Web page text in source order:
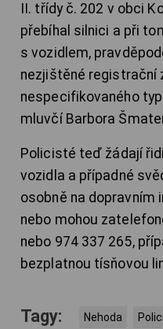
II. třídy č. 202 v obci
přebíhal silnici a při
s vozidlem,
nezjištěné registrační
nespecifikovaného
mluvčí Barbora
Policisté teď žádají
vozidla a případné
osobně na dopravním
nebo mohou
nebo 974 337 265,
bezplatnou tísňovou
Tagy: Nehoda